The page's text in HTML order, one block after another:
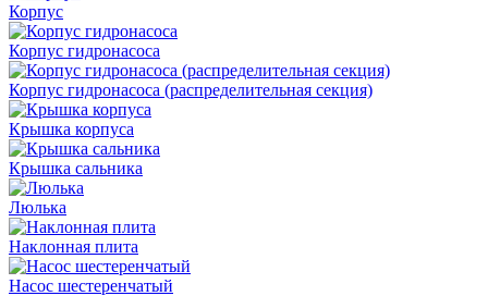
Корпус
Корпус гидронасоса
Корпус гидронасоса (распределительная секция)
Крышка корпуса
Крышка сальника
Люлька
Наклонная плита
Насос шестеренчатый